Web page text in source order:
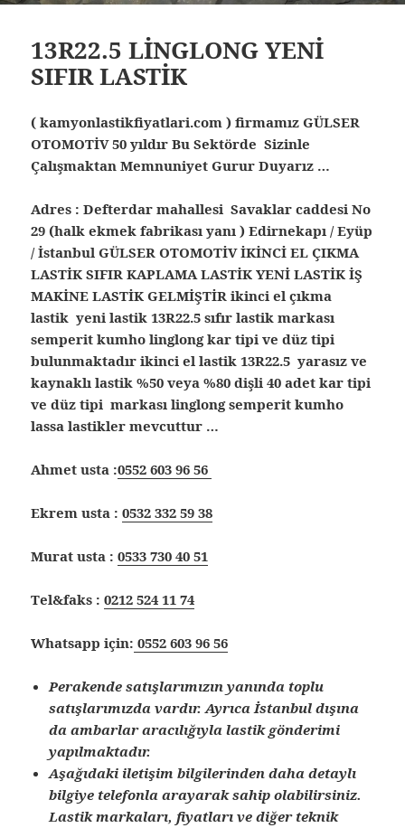
13R22.5 LİNGLONG YENİ
SIFIR LASTİK
( kamyonlastikfiyatlari.com ) firmamız GÜLSER
OTOMOTİV 50 yıldır Bu Sektörde Sizinle
Çalışmaktan Memnuniyet Gurur Duyarız …
Adres : Defterdar mahallesi Savaklar caddesi No
29 (halk ekmek fabrikası yanı ) Edirnekapı / Eyüp
/ İstanbulGÜLSER OTOMOTİV İKİNCİ EL ÇIKMA
LASTİK SIFIR KAPLAMA LASTİK YENİ LASTİK İŞ
MAKİNE LASTİK GELMİŞTİR ikinci el çıkma
lastik yeni lastik 13R22.5 sıfır lastik markası
semperit kumho linglong kar tipi ve düz tipi
bulunmaktadır ikinci el lastik 13R22.5 yarasız ve
kaynaklı lastik %50 veya %80 dişli 40 adet kar tipi
ve düz tipi markası linglong semperit kumho
lassa lastikler mevcuttur …
Ahmet usta :0552 603 96 56
Ekrem usta :0532 332 59 38
Murat usta :0533 730 40 51
Tel&faks :0212 524 11 74
Whatsapp için: 0552 603 96 56
Perakende satışlarımızın yanında toplu
satışlarımızda vardır. Ayrıca İstanbul dışına
da ambarlar aracılığıyla lastik gönderimi
yapılmaktadır.
Aşağıdaki iletişim bilgilerinden daha detaylı
bilgiye telefonla arayarak sahip olabilirsiniz.
Lastik markaları, fiyatları ve diğer teknik